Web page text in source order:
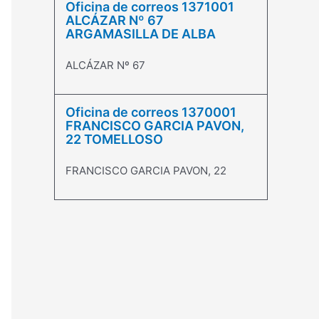
Oficina de correos 1371001
ALCÁZAR Nº 67
ARGAMASILLA DE ALBA
ALCÁZAR Nº 67
Oficina de correos 1370001
FRANCISCO GARCIA PAVON,
22 TOMELLOSO
FRANCISCO GARCIA PAVON, 22